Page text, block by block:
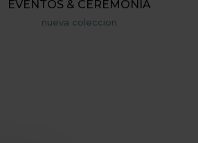
EVENTOS & CEREMONIA
nueva coleccion